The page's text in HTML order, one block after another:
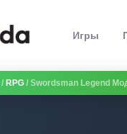
Игры
/ RPG / Swordsman Legend